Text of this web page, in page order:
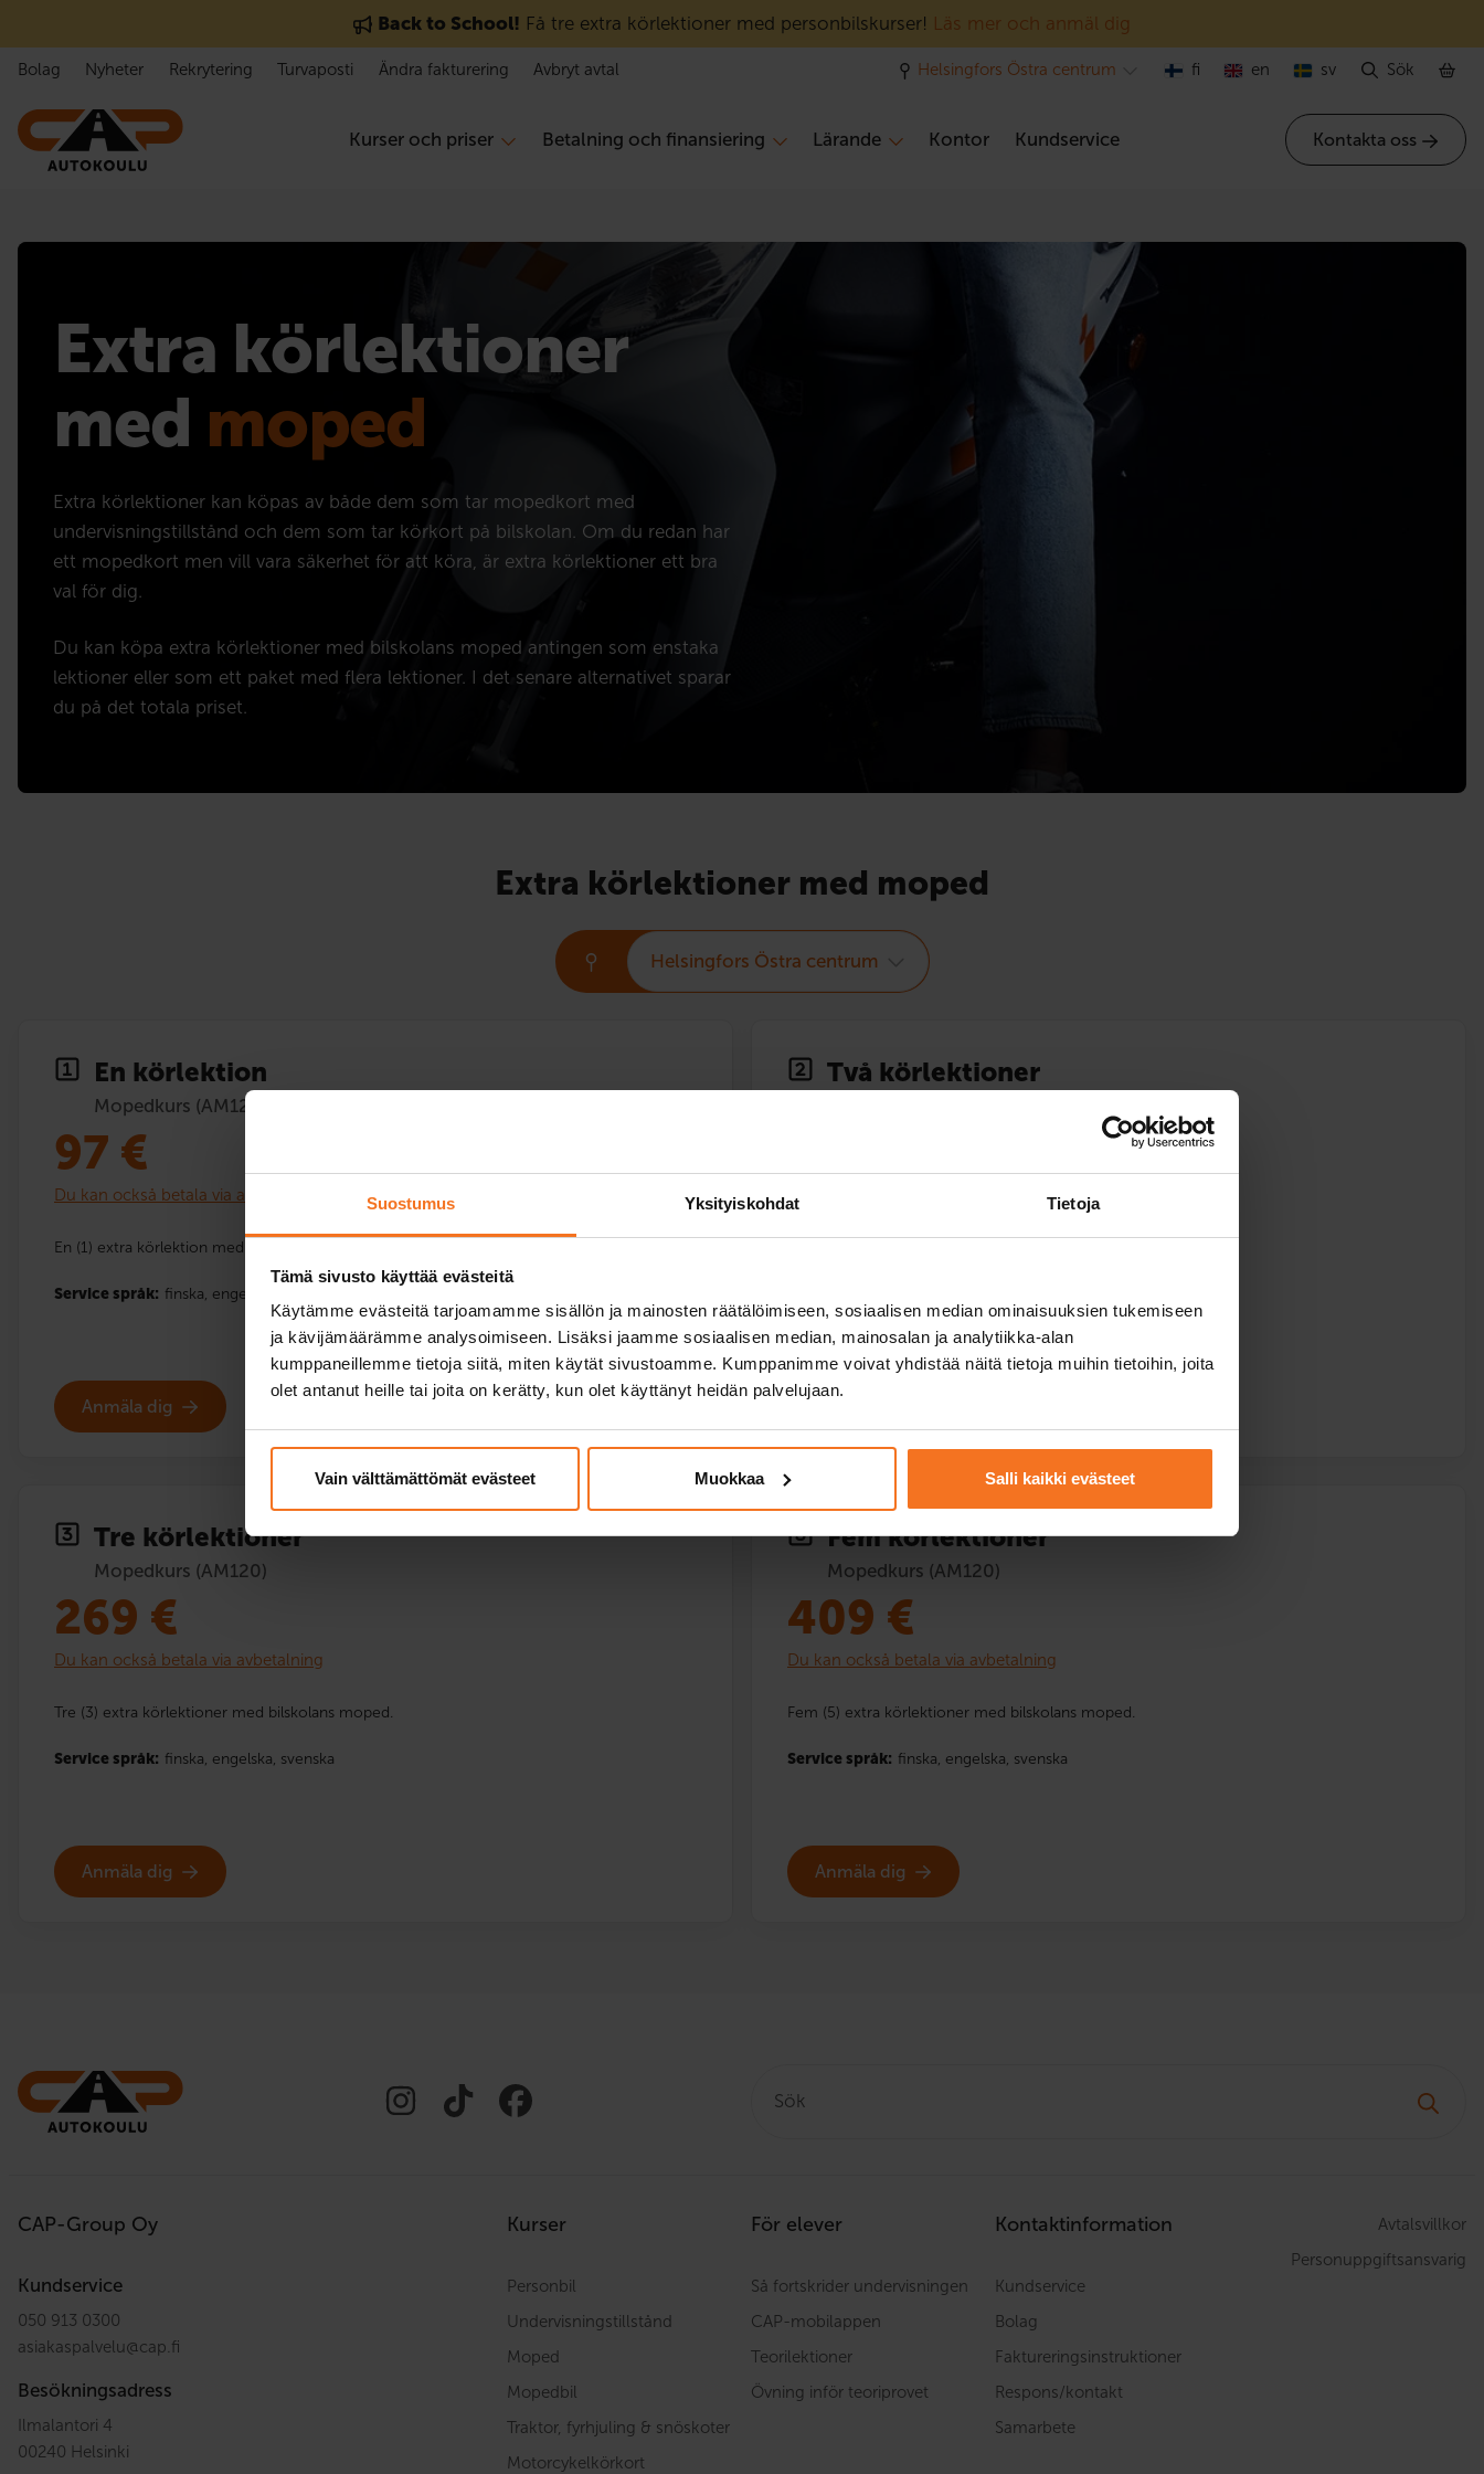
Suostumus Yksityiskohdat Tietoja
Tämä sivusto käyttää evästeitä
Käytämme evästeitä tarjoamamme sisällön ja mainosten räätälöimiseen, sosiaalisen median ominaisuuksien tukemiseen
ja kävijämäärämme analysoimiseen. Lisäksi jaamme sosiaalisen median, mainosalan ja analytiikka-alan
kumppaneillemme tietoja siitä, miten käytät sivustoamme. Kumppanimme voivat yhdistää näitä tietoja muihin tietoihin, joita
olet antanut heille tai joita on kerätty, kun olet käyttänyt heidän palvelujaan.
Vain välttämättömät evästeet Muokkaa Salli kaikki evästeet
Back to School! Få tre extra körlektioner med personbilskurser! Läs mer och anmäl dig
Kurser och priser Betalning och finansiering Lärande Kontor Kundservice Kontakta oss
Bolag Nyheter Rekrytering Turvaposti Ändra fakturering Avbryt avtal Helsingfors Östra centrum fi en sv Sök
Extra körlektioner
med moped
Extra körlektioner kan köpas av både dem som tar mopedkort med
undervisningstillstånd och dem som tar körkort på bilskolan. Om du redan har
ett mopedkort men vill vara säkerhet för att köra, är extra körlektioner ett bra
val för dig.
Du kan köpa extra körlektioner med bilskolans moped antingen som enstaka
lektioner eller som ett paket med flera lektioner. I det senare alternativet sparar
du på det totala priset.
Extra körlektioner med moped
Helsingfors Östra centrum
En körlektion
Mopedkurs (AM120)
97 €
Du kan också betala via avbetalning
En (1) extra körlektion med bilskolans moped.
Service språk: finska, engelska,
Anmäla dig
Två körlektioner
Du kan också betala via avbetalning
Tre körlektioner
Mopedkurs (AM120)
269 €
Du kan också betala via avbetalning
Tre (3) extra körlektioner med bilskolans moped.
Service språk: finska, engelska, svenska
Anmäla dig
Fem körlektioner
Mopedkurs (AM120)
409 €
Du kan också betala via avbetalning
Fem (5) extra körlektioner med bilskolans moped.
Service språk: finska, engelska, svenska
Anmäla dig
CAP-Group Oy
Kundservice
050 913 0300
asiakaspalvelu@cap.fi
Besökningsadress
Ilmalantori 4
00240 Helsinki
Kurser
Personbil
Undervisningstillstånd
Moped
Mopedbil
Traktor, fyrhjuling & snöskoter
Motorcykelkörkort
För elever
Så fortskrider undervisningen
CAP-mobilappen
Teorilektioner
Övning inför teoriprovet
Kontaktinformation
Kundservice
Bolag
Faktureringsinstruktioner
Respons/kontakt
Samarbete
Avtalsvillkor
Personuppgiftsansvarig